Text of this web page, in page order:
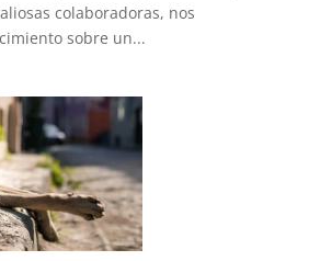
colaboradoras, nos
sobre un...